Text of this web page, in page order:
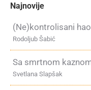
Najnovije
(Ne)kontrolisani
Rodoljub Šabić
Sa smrtnom
Svetlana Slapšak